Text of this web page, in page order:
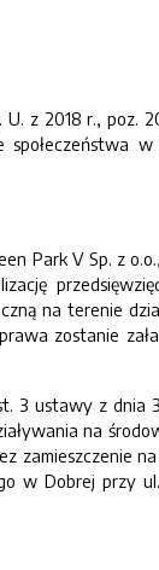
z 2018 r., poz.
Park V Sp. z
na terenie
zostanie
3 ustawy z dnia
na
zamieszczenie
w Dobrej przy